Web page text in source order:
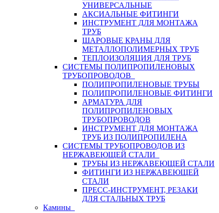
УНИВЕРСАЛЬНЫЕ
АКСИАЛЬНЫЕ ФИТИНГИ
ИНСТРУМЕНТ ДЛЯ МОНТАЖА
ТРУБ
ШАРОВЫЕ КРАНЫ ДЛЯ
МЕТАЛЛОПОЛИМЕРНЫХ ТРУБ
ТЕПЛОИЗОЛЯЦИЯ ДЛЯ ТРУБ
СИСТЕМЫ ПОЛИПРОПИЛЕНОВЫХ
ТРУБОПРОВОДОВ
ПОЛИПРОПИЛЕНОВЫЕ ТРУБЫ
ПОЛИПРОПИЛЕНОВЫЕ ФИТИНГИ
АРМАТУРА ДЛЯ
ПОЛИПРОПИЛЕНОВЫХ
ТРУБОПРОВОДОВ
ИНСТРУМЕНТ ДЛЯ МОНТАЖА
ТРУБ ИЗ ПОЛИПРОПИЛЕНА
СИСТЕМЫ ТРУБОПРОВОДОВ ИЗ
НЕРЖАВЕЮЩЕЙ СТАЛИ
ТРУБЫ ИЗ НЕРЖАВЕЮЩЕЙ СТАЛИ
ФИТИНГИ ИЗ НЕРЖАВЕЮЩЕЙ
СТАЛИ
ПРЕСС-ИНСТРУМЕНТ, РЕЗАКИ
ДЛЯ СТАЛЬНЫХ ТРУБ
Камины